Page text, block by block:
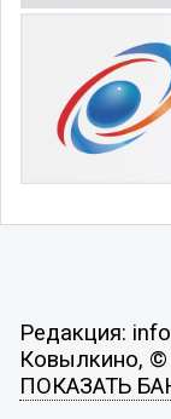
Редакция:
Ковылкино, ©
ПОКАЗАТЬ